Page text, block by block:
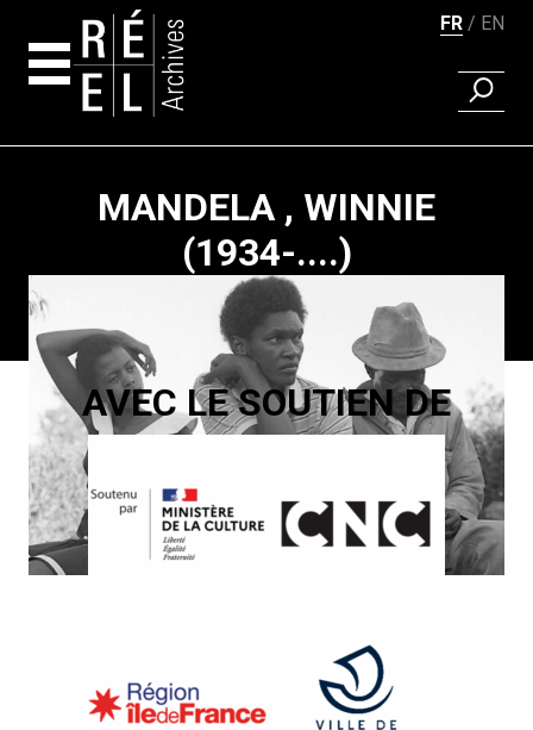
FR EN
MANDELA , WINNIE
(1934-....)
SOUTH AFRICA BELONGS TO
Chris Austin
Pagination
AVEC LE SOUTIEN DE